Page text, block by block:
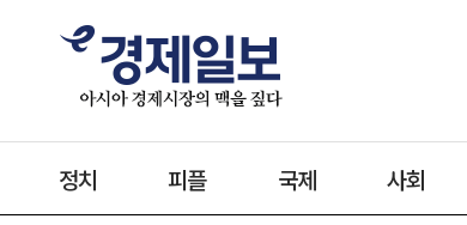
정치 피플 국제 사회